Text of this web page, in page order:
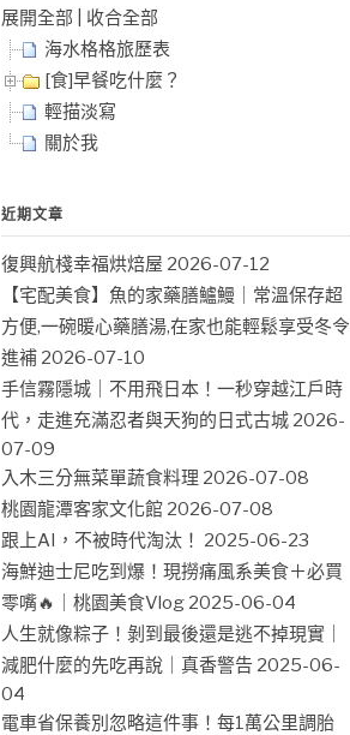
展開全部
收合全部
海水格格旅歷表
[食]早餐吃什麼？
輕描淡寫
關於我
近期文章
復興航棧幸福烘焙屋 2026-07-12
【宅配美食】魚的家藥膳鱸鰻｜常溫保存超
方便,一碗暖心藥膳湯,在家也能輕鬆享受冬令
進補 2026-07-10
手信霧隱城｜不用飛日本！一秒穿越江戶時
代，走進充滿忍者與天狗的日式古城 2026-
07-09
入木三分無菜單蔬食料理 2026-07-08
桃園龍潭客家文化館 2026-07-08
跟上AI，不被時代淘汰！ 2025-06-23
海鮮迪士尼吃到爆！現撈痛風系美食＋必買
零嘴🔥｜桃園美食Vlog 2025-06-04
人生就像粽子！剝到最後還是逃不掉現實｜
減肥什麼的先吃再說｜真香警告 2025-06-
04
電車省保養別忽略這件事！每1萬公里調胎